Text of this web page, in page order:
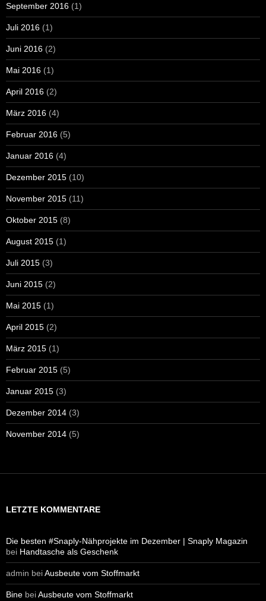
September 2016 (1)
Juli 2016 (1)
Juni 2016 (2)
Mai 2016 (1)
April 2016 (2)
März 2016 (4)
Februar 2016 (5)
Januar 2016 (4)
Dezember 2015 (10)
November 2015 (11)
Oktober 2015 (8)
August 2015 (1)
Juli 2015 (3)
Juni 2015 (2)
Mai 2015 (1)
April 2015 (2)
März 2015 (1)
Februar 2015 (5)
Januar 2015 (3)
Dezember 2014 (3)
November 2014 (5)
LETZTE KOMMENTARE
Die besten #Snaply-Nähprojekte im Dezember | Snaply Magazin
bei Handtasche als Geschenk
admin beiAusbeute vom Stoffmarkt
Bine beiAusbeute vom Stoffmarkt